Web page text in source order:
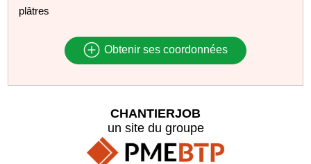
plâtres
Obtenir ses coordonnées
CHANTIERJOB
un site du groupe